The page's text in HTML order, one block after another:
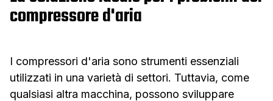
compressore d'aria
I compressori d'aria sono strumenti essenziali
utilizzati in una varietà di settori. Tuttavia, come
qualsiasi altra macchina, possono sviluppare